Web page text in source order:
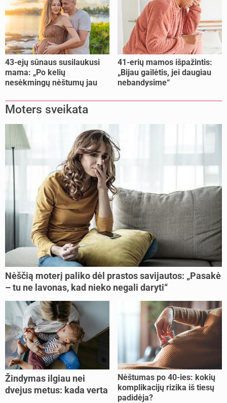
43-ejų sūnaus susilaukusi
mama: „Po kelių
nesėkmingų nėštumų jau
41-erių mamos išpažintis:
„Bijau gailėtis, jei daugiau
nebandysime“
Moters sveikata
Nėščią moterį paliko dėl prastos savijautos: „Pasakė
– tu ne lavonas, kad nieko negali daryti“
Žindymas ilgiau nei
dvejus metus: kada verta
Nėštumas po 40-ies: kokių
komplikacijų rizika iš tiesų
padidėja?